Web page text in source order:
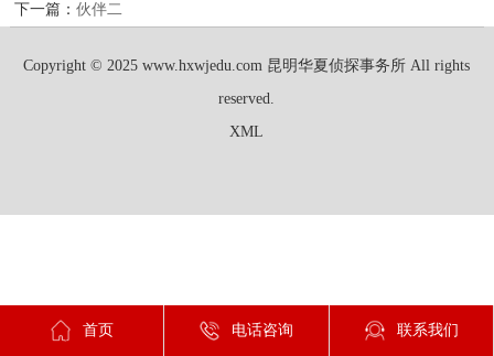
下一篇：伙伴二
Copyright © 2025 www.hxwjedu.com 昆明华夏侦探事务所 All rights
reserved.
XML
首页 电话咨询 联系我们